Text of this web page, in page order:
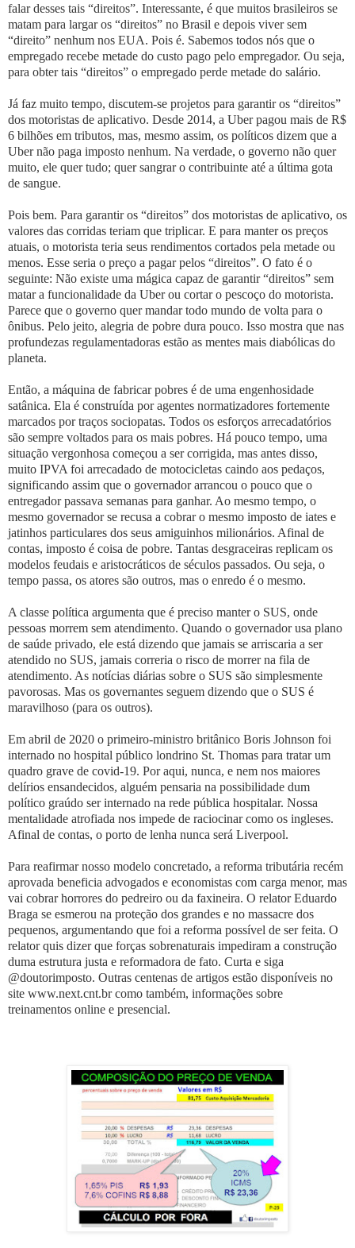
falar desses tais “direitos”. Interessante, é que muitos brasileiros se
matam para largar os “direitos” no Brasil e depois viver sem
“direito” nenhum nos EUA. Pois é. Sabemos todos nós que o
empregado recebe metade do custo pago pelo empregador. Ou seja,
para obter tais “direitos” o empregado perde metade do salário.
Já faz muito tempo, discutem-se projetos para garantir os “direitos”
dos motoristas de aplicativo. Desde 2014, a Uber pagou mais de R$
6 bilhões em tributos, mas, mesmo assim, os políticos dizem que a
Uber não paga imposto nenhum. Na verdade, o governo não quer
muito, ele quer tudo; quer sangrar o contribuinte até a última gota
de sangue.
Pois bem. Para garantir os “direitos” dos motoristas de aplicativo, os
valores das corridas teriam que triplicar. E para manter os preços
atuais, o motorista teria seus rendimentos cortados pela metade ou
menos. Esse seria o preço a pagar pelos “direitos”. O fato é o
seguinte: Não existe uma mágica capaz de garantir “direitos” sem
matar a funcionalidade da Uber ou cortar o pescoço do motorista.
Parece que o governo quer mandar todo mundo de volta para o
ônibus. Pelo jeito, alegria de pobre dura pouco. Isso mostra que nas
profundezas regulamentadoras estão as mentes mais diabólicas do
planeta.
Então, a máquina de fabricar pobres é de uma engenhosidade
satânica. Ela é construída por agentes normatizadores fortemente
marcados por traços sociopatas. Todos os esforços arrecadatórios
são sempre voltados para os mais pobres. Há pouco tempo, uma
situação vergonhosa começou a ser corrigida, mas antes disso,
muito IPVA foi arrecadado de motocicletas caindo aos pedaços,
significando assim que o governador arrancou o pouco que o
entregador passava semanas para ganhar. Ao mesmo tempo, o
mesmo governador se recusa a cobrar o mesmo imposto de iates e
jatinhos particulares dos seus amiguinhos milionários. Afinal de
contas, imposto é coisa de pobre. Tantas desgraceiras replicam os
modelos feudais e aristocráticos de séculos passados. Ou seja, o
tempo passa, os atores são outros, mas o enredo é o mesmo.
A classe política argumenta que é preciso manter o SUS, onde
pessoas morrem sem atendimento. Quando o governador usa plano
de saúde privado, ele está dizendo que jamais se arriscaria a ser
atendido no SUS, jamais correria o risco de morrer na fila de
atendimento. As notícias diárias sobre o SUS são simplesmente
pavorosas. Mas os governantes seguem dizendo que o SUS é
maravilhoso (para os outros).
Em abril de 2020 o primeiro-ministro britânico Boris Johnson foi
internado no hospital público londrino St. Thomas para tratar um
quadro grave de covid-19. Por aqui, nunca, e nem nos maiores
delírios ensandecidos, alguém pensaria na possibilidade dum
político graúdo ser internado na rede pública hospitalar. Nossa
mentalidade atrofiada nos impede de raciocinar como os ingleses.
Afinal de contas, o porto de lenha nunca será Liverpool.
Para reafirmar nosso modelo concretado, a reforma tributária recém
aprovada beneficia advogados e economistas com carga menor, mas
vai cobrar horrores do pedreiro ou da faxineira. O relator Eduardo
Braga se esmerou na proteção dos grandes e no massacre dos
pequenos, argumentando que foi a reforma possível de ser feita. O
relator quis dizer que forças sobrenaturais impediram a construção
duma estrutura justa e reformadora de fato. Curta e siga
@doutorimposto. Outras centenas de artigos estão disponíveis no
site www.next.cnt.br como também, informações sobre
treinamentos online e presencial.